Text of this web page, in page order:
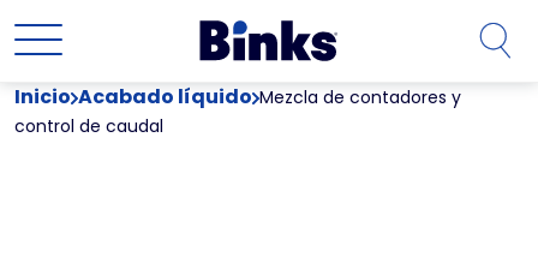
Inicio Acabado líquido Mezcla de contadores y
control de caudal